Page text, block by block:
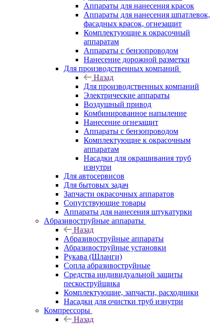
Аппараты для нанесения красок
Аппараты для нанесения шпатлевок,
фасадных красок, огнезащит
Комплектующие к окрасочный
аппаратам
Аппараты с бензопроводом
Нанесение дорожной разметки
Для производственных компаний
Назад
Для производственных компаний
Электрические аппараты
Воздушный привод
Комбинированное напыление
Нанесение огнезащит
Аппараты с бензопроводом
Комплектующие к окрасочным
аппаратам
Насадки для окрашивания труб
изнутри
Для автосервисов
Для бытовых задач
Запчасти окрасочных аппаратов
Сопутствующие товары
Аппараты для нанесения штукатурки
Aбразивоструйные аппараты
Назад
Aбразивоструйные аппараты
Абразивоструйные установки
Рукава (Шланги)
Сопла абразивоструйные
Средства индивидуальной защиты
пескоструйщика
Комплектующие, запчасти, расходники
Насадки для очистки труб изнутри
Компрессоры
Назад